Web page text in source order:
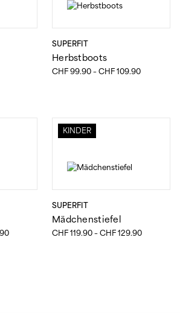
SUPERFIT
Herbstboots
CHF 99.90 – CHF 109.90
Preisspanne:
KINDER
SUPERFIT
Mädchenstiefel
CHF 119.90 – CHF 129.90